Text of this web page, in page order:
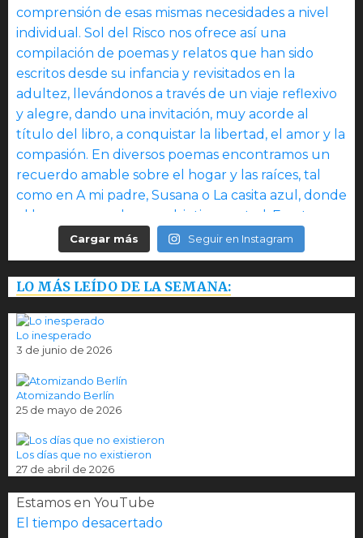
Cargar más Seguir en Instagram
LO MÁS LEÍDO DE LA SEMANA:
Lo inesperado
3 de junio de 2026
Atomizando Berlín
25 de mayo de 2026
Los días que no existieron
27 de abril de 2026
Estamos en YouTube
El tiempo desacertado